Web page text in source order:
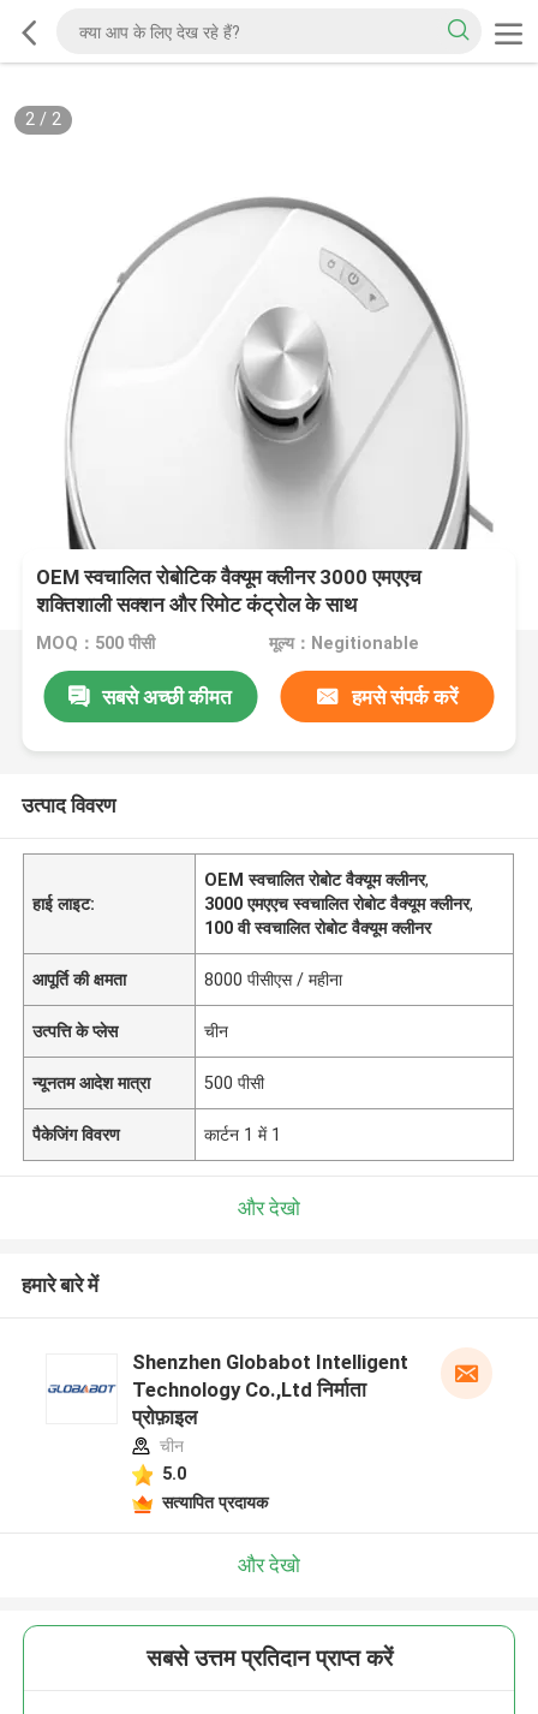
2/ 2
OEM स्वचालित रोबोटिक वैक्यूम क्लीनर 3000 एमएएच
शक्तिशाली सक्शन और रिमोट कंट्रोल के साथ
MOQ：500 पीसी मूल्य：Negitionable
सबसे अच्छी कीमत हमसे संपर्क करें
उत्पाद विवरण
हाई लाइट:
OEM स्वचालित रोबोट वैक्यूम क्लीनर,
3000 एमएएच स्वचालित रोबोट वैक्यूम क्लीनर,
100 वी स्वचालित रोबोट वैक्यूम क्लीनर
आपूर्ति की क्षमता 8000 पीसीएस / महीना
उत्पत्ति के प्लेस चीन
न्यूनतम आदेश मात्रा 500 पीसी
पैकेजिंग विवरण कार्टन 1 में 1
और देखो
हमारे बारे में
Shenzhen Globabot Intelligent
Technology Co.,Ltd निर्माता
प्रोफ़ाइल
चीन
5.0
सत्यापित प्रदायक
और देखो
सबसे उत्तम प्रतिदान प्राप्त करें